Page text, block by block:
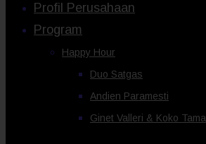
Profil Perusahaan
Program
Happy Hour
Duo Satgas
Andien Paramesti
Ginet Valleri & Koko Tama